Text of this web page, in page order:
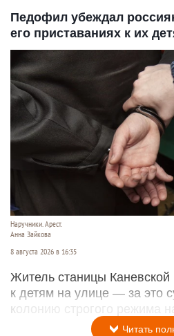
Педофил убеждал
его приставаниях к их
Наручники. Арест.
Анна Зайкова
8 августа 2026 в 16:35
Житель станицы Каневской
к детям на улице — за это
колонию строгого режима
Читать